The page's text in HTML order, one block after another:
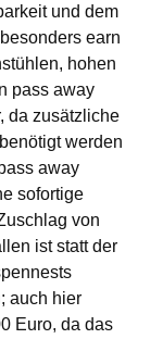
und dem
earn
hohen
pass away
da zusätzliche
werden
away
sofortige
von
ist statt der
auch hier
Euro, da das